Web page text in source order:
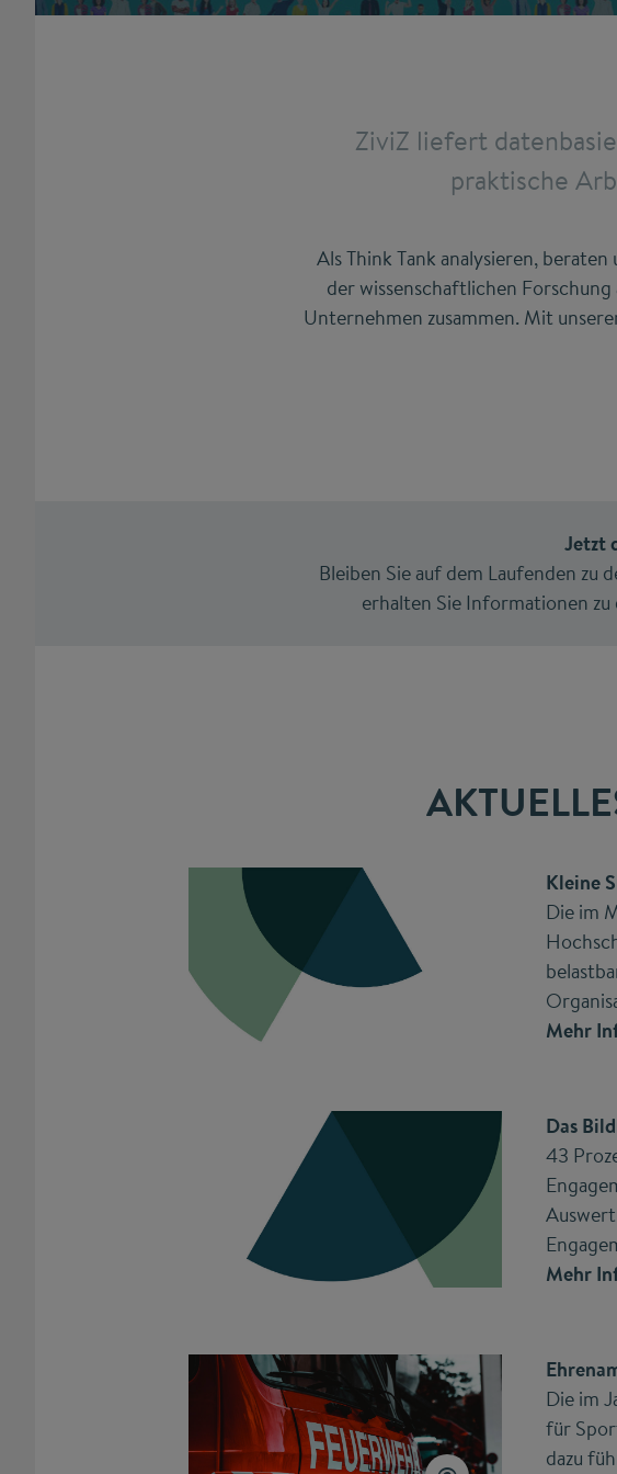
ZiviZ liefert
praktische
Als Think Tank analysieren,
der wissenschaftlichen
Unternehmen zusammen. Mit
Jetzt
Bleiben Sie auf dem Laufenden zu
erhalten Sie Informationen
Kleine
Die im
Mehr
Das
43
Mehr
Die im
für
dazu